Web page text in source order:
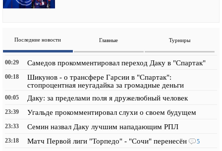
Последние новости Главные Турниры
00:29 Самедов прокомментировал переход Даку в "Спартак"
00:18
Шикунов - о трансфере Гарсии в "Спартак":
стопроцентная неугадайка за громадные деньги
00:05 Даку: за пределами поля я дружелюбный человек
23:39 Угальде прокомментировал слухи о своем будущем
23:33 Семин назвал Даку лучшим нападающим РПЛ
23:18 Матч Первой лиги "Торпедо" - "Сочи" перенесён
5